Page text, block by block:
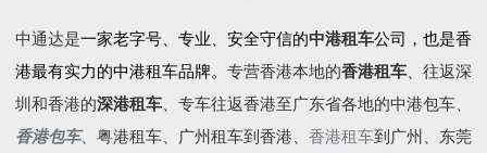
中通达是一家老字号、专业、安全守信的中港租车公司，也是香
港最有实力的中港租车品牌。 专营香港本地的香港租车、往返深
圳和香港的深港租车、专车往返香港至广东省各地的中港包车、
香港包车、 粤港租车、广州租车到香港、 香港租车到广州、东莞